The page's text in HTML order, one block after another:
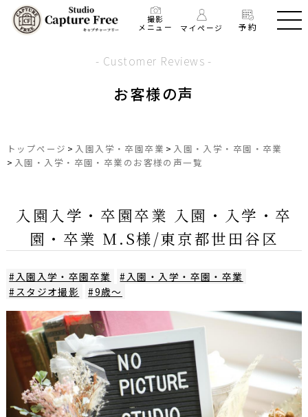
予約
マイページ
撮影
メニュー
- Customer Reviews -
お客様の声
トップページ > 入園入学・卒園卒業 > 入園・入学・卒園・卒業
> 入園・入学・卒園・卒業のお客様の声一覧
入園入学・卒園卒業 入園・入学・卒
園・卒業 M.S様/東京都世田谷区
#入園入学・卒園卒業
#入園・入学・卒園・卒業
#スタジオ撮影
#9歳～